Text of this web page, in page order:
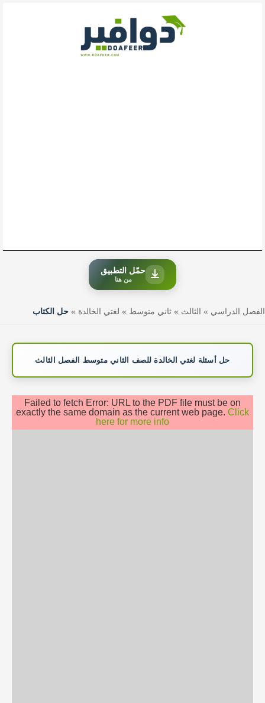
حمّل التطبيق
من هنا
الفصل الدراسي » الثالث » ثاني متوسط » لغتي الخالدة » حل الكتاب
حل أسئلة لغتي الخالدة للصف الثاني متوسط الفصل الثالث
Failed to fetch Error: URL to the PDF file must be on
exactly the same domain as the current web page. Click
here for more info